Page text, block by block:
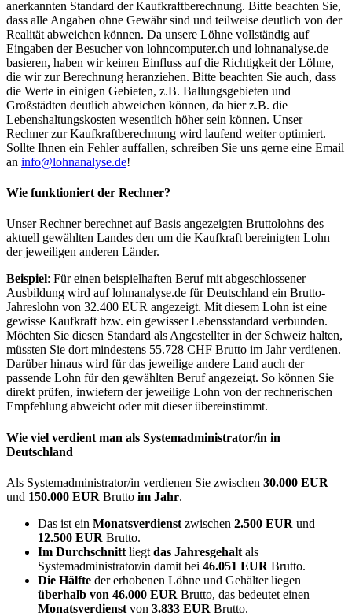
anerkannten Standard der Kaufkraftberechnung. Bitte beachten Sie,
dass alle Angaben ohne Gewähr sind und teilweise deutlich von der
Realität abweichen können. Da unsere Löhne vollständig auf
Eingaben der Besucher von lohncomputer.ch und lohnanalyse.de
basieren, haben wir keinen Einfluss auf die Richtigkeit der Löhne,
die wir zur Berechnung heranziehen. Bitte beachten Sie auch, dass
die Werte in einigen Gebieten, z.B. Ballungsgebieten und
Großstädten deutlich abweichen können, da hier z.B. die
Lebenshaltungskosten wesentlich höher sein können. Unser
Rechner zur Kaufkraftberechnung wird laufend weiter optimiert.
Sollte Ihnen ein Fehler auffallen, schreiben Sie uns gerne eine Email
an info@lohnanalyse.de!
Wie funktioniert der Rechner?
Unser Rechner berechnet auf Basis angezeigten Bruttolohns des
aktuell gewählten Landes den um die Kaufkraft bereinigten Lohn
der jeweiligen anderen Länder.
Beispiel: Für einen beispielhaften Beruf mit abgeschlossener
Ausbildung wird auf lohnanalyse.de für Deutschland ein Brutto-
Jahreslohn von 32.400 EUR angezeigt. Mit diesem Lohn ist eine
gewisse Kaufkraft bzw. ein gewisser Lebensstandard verbunden.
Möchten Sie diesen Standard als Angestellter in der Schweiz halten,
müssten Sie dort mindestens 55.728 CHF Brutto im Jahr verdienen.
Darüber hinaus wird für das jeweilige andere Land auch der
passende Lohn für den gewählten Beruf angezeigt. So können Sie
direkt prüfen, inwiefern der jeweilige Lohn von der rechnerischen
Empfehlung abweicht oder mit dieser übereinstimmt.
Wie viel verdient man als Systemadministrator/in in
Deutschland
Als Systemadministrator/in verdienen Sie zwischen 30.000 EUR
und 150.000 EUR Brutto im Jahr.
Das ist ein Monatsverdienst zwischen 2.500 EUR und
12.500 EUR Brutto.
Im Durchschnitt liegt das Jahresgehalt als
Systemadministrator/in damit bei 46.051 EUR Brutto.
Die Hälfte der erhobenen Löhne und Gehälter liegen
überhalb von 46.000 EUR Brutto, das bedeutet einen
Monatsverdienst von 3.833 EUR Brutto.